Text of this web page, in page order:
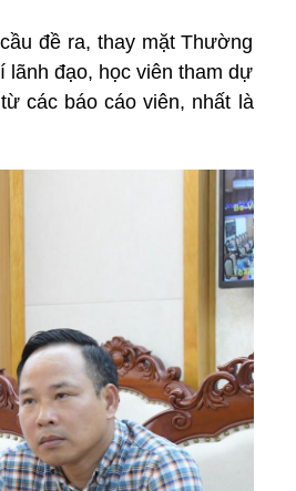
đề ra, thay mặt Thường
lãnh đạo, học viên tham dự
các báo cáo viên, nhất là